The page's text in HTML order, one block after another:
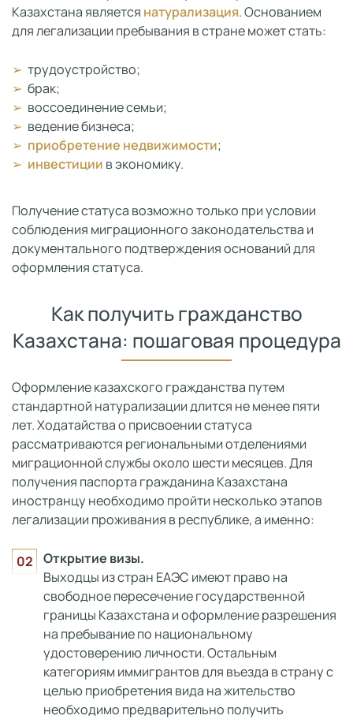
Казахстана является натурализация. Основанием
для легализации пребывания в стране может стать:
трудоустройство;
брак;
воссоединение семьи;
ведение бизнеса;
приобретение недвижимости;
инвестиции в экономику.
Получение статуса возможно только при условии
соблюдения миграционного законодательства и
документального подтверждения оснований для
оформления статуса.
Как получить гражданство
Казахстана: пошаговая процедура
Оформление казахского гражданства путем
стандартной натурализации длится не менее пяти
лет. Ходатайства о присвоении статуса
рассматриваются региональными отделениями
миграционной службы около шести месяцев. Для
получения паспорта гражданина Казахстана
иностранцу необходимо пройти несколько этапов
легализации проживания в республике, а именно:
Открытие визы.
Выходцы из стран ЕАЭС имеют право на
свободное пересечение государственной
границы Казахстана и оформление разрешения
на пребывание по национальному
удостоверению личности. Остальным
категориям иммигрантов для въезда в страну с
целью приобретения вида на жительство
необходимо предварительно получить